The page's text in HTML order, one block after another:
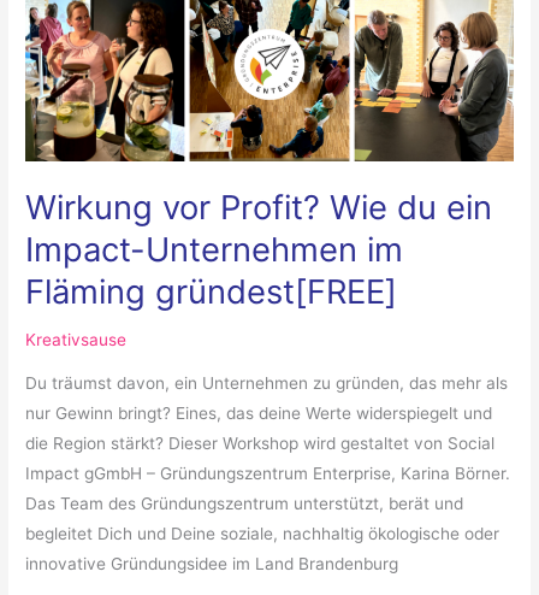
Wirkung vor Profit? Wie du ein
Impact-Unternehmen im
Fläming gründest[FREE]
Kreativsause
Du träumst davon, ein Unternehmen zu gründen, das mehr als
nur Gewinn bringt? Eines, das deine Werte widerspiegelt und
die Region stärkt? Dieser Workshop wird gestaltet von Social
Impact gGmbH – Gründungszentrum Enterprise, Karina Börner.
Das Team des Gründungszentrum unterstützt, berät und
begleitet Dich und Deine soziale, nachhaltig ökologische oder
innovative Gründungsidee im Land Brandenburg
vor
Profit?
Wie
du
ein
Impact-
Unternehmen
im
Fläming
gründest[FREE]